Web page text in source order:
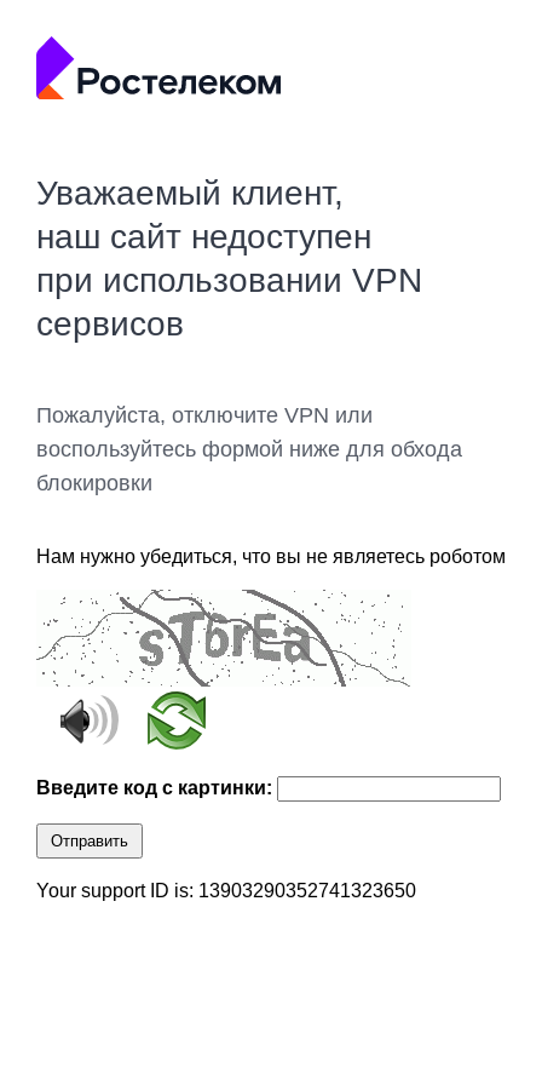
Уважаемый клиент,
наш сайт недоступен
при использовании VPN
сервисов
Пожалуйста, отключите VPN или
воспользуйтесь формой ниже для обхода
блокировки
Нам нужно убедиться, что вы не являетесь роботом
Введите код с картинки:
Отправить
Your support ID is: 13903290352741323650